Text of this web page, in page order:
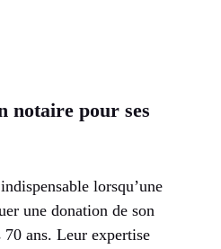
notaire pour ses
lorsqu’une
une donation de son
ans. Leur expertise